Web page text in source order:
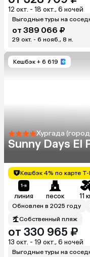
12 окт. - 18 окт., 6 ночей
Выгодные туры на
от 389 066 ₽
29 окт. - 6 нояб., 8 н.
Кешбэк + 6 619
Хургада
Sunny Days El
Кешбэк 4% по карте
линия песок 11
Обновлен в 2025 году
Собственный пляж
от 330 965 ₽
13 окт. - 19 окт., 6 ночей
Выгодные туры на